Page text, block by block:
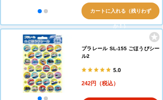
カートに入れる（残りわず
か！）
プラレール SL-155 ごほうびシー
ル2
5.0
242円（税込）